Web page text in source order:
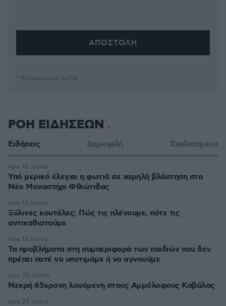
* Υποχρεωτικά πεδία
ΡΟΗ ΕΙΔΗΣΕΩΝ
Ειδήσεις Δημοφιλή Σχολιασμένα
Υπό μερικό έλεγχο η φωτιά σε χαμηλή βλάστηση στο
Νέο Μοναστήρι Φθιώτιδας
πριν 10 λεπτά
Ξύλινες κουτάλες: Πώς τις πλένουμε, πότε τις
αντικαθιστούμε
πριν 13 λεπτά
Τα προβλήματα στη συμπεριφορά των παιδιών που δεν
πρέπει ποτέ να υποτιμάμε ή να αγνοούμε
πριν 13 λεπτά
Νεκρή 65χρονη λουόμενη στους Αμμόλοφους Καβάλας
πριν 20 λεπτά
πριν 22 λεπτά